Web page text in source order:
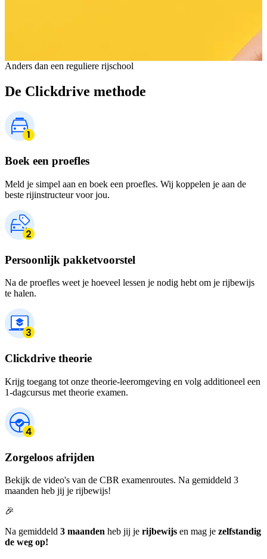
Anders dan een reguliere rijschool
De Clickdrive methode
Boek een proefles
Meld je simpel aan en boek een proefles. Wij koppelen je aan de
beste rijinstructeur voor jou.
Persoonlijk pakketvoorstel
Na de proefles weet je hoeveel lessen je nodig hebt om je rijbewijs
te halen.
Clickdrive theorie
Krijg toegang tot onze theorie-leeromgeving en volg additioneel een
1-dagcursus met theorie examen.
Zorgeloos afrijden
Bekijk de video's van de CBR examenroutes. Na gemiddeld 3
maanden heb jij je rijbewijs!
🎉
Na gemiddeld 3 maanden heb jij je rijbewijs en mag je zelfstandig
de weg op!